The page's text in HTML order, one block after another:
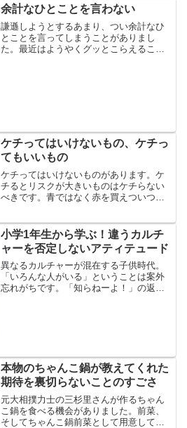
余計なひとことを言わない
謙遜しようとするあまり、つい余計なひ
とことを言ってしまうことがありまし
た。最近はようやくグッとこらえること
ケチってはいけないもの、ケチっ
てもいいもの
ケチってはいけないものがあります。ケ
チるとリスクが大きいものはケチらない
べきです。青ではなく赤を買えついつい
います。赤は青の約1.5倍ほど高いので
す。勘のいい方はもうお...
小学1年生から学ぶ！違うカルチ
ャーを否定しないアティテュード
異なるカルチャーが混在する子供時代。
「いろんな人がいる」ということは案外
忘れがちです。「知らねーよ！」の返事
本物のちゃんこ鍋が教えてくれた
期待を裏切らないことのすごさ
元大相撲力士の三杉里さんが作るちゃん
こ鍋を食べる機会がありました。前菜、
そしてちゃんこ鍋前菜として用意してい